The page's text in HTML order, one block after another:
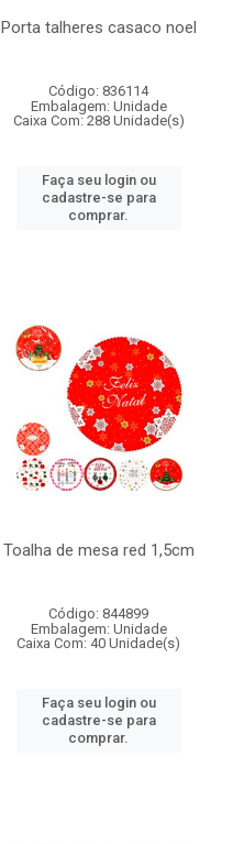
Porta talheres casaco noel
Código: 836114
Embalagem: Unidade
Caixa Com: 288 Unidade(s)
Faça seu login ou
cadastre-se para
comprar.
Toalha de mesa red 1,5cm
Código: 844899
Embalagem: Unidade
Caixa Com: 40 Unidade(s)
Faça seu login ou
cadastre-se para
comprar.